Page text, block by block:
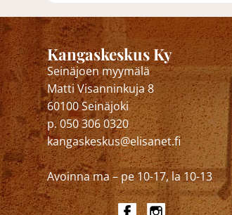
Kangaskeskus Ky
Seinäjoen myymälä
Matti Visanninkuja 8
60100 Seinäjoki
p. 050 306 0320
kangaskeskus@elisanet.fi
Avoinna ma – pe 10-17, la 10-13